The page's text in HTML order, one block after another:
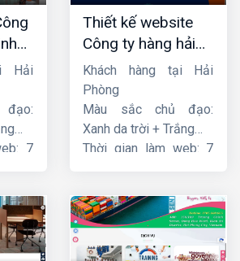
Hải
7
Thiết kế website
Công ty hàng hải
liên minh
Khách hàng tại Hải
Phòng
Màu sắc chủ đạo:
Xanh da trời + Trắng
Thời gian làm web: 7